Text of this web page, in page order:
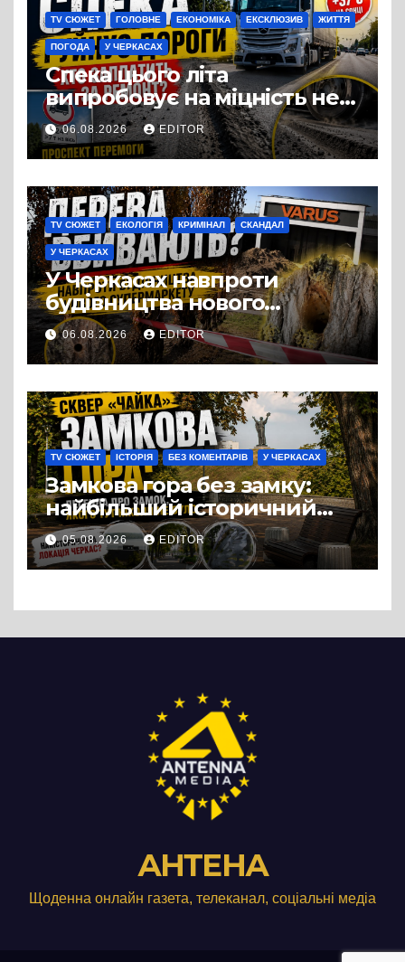
TV СЮЖЕТ ГОЛОВНЕ ЕКОНОМІКА ЕКСКЛЮЗИВ ЖИТТЯ
ПОГОДА У ЧЕРКАСАХ
Спека цього літа
випробовує на міцність не
лише людей, а й дороги
Черкас
06.08.2026 EDITOR
TV СЮЖЕТ ЕКОЛОГІЯ КРИМІНАЛ СКАНДАЛ
У ЧЕРКАСАХ
У Черкасах навпроти
будівництва нового
супермаркету VARUS на
проспекті Перемоги всохли
дерева. І це навряд чи
можна назвати
випадковістю
06.08.2026 EDITOR
TV СЮЖЕТ ІСТОРІЯ БЕЗ КОМЕНТАРІВ У ЧЕРКАСАХ
Замкова гора без замку:
найбільший історичний
міф Черкас
05.08.2026 EDITOR
АНТЕНА
Щоденна онлайн газета, телеканал, соціальні медіа